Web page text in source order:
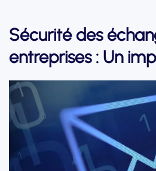
Sécurité des
entreprises : Un